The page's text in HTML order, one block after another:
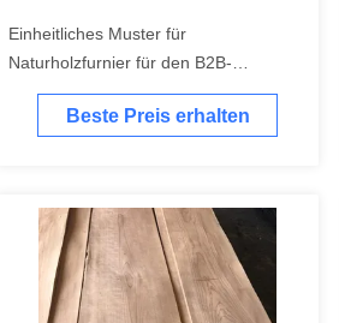
Einheitliches Muster für
Naturholzfurnier für den B2B-
Großhandel
Beste Preis erhalten